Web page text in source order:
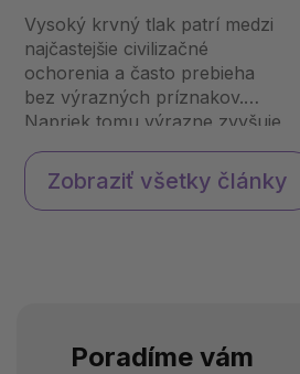
tomu ľahko predísť?
Vysoký krvný tlak patrí medzi
najčastejšie civilizačné
ochorenia a často prebieha
bez výrazných príznakov.
Napriek tomu výrazne zvyšuje
riziko infarktu, mozgovej
príhody či zlyhania obličiek.
Prečo vzniká, ktoré faktory ho
Zobraziť všetky články
Poradíme vám